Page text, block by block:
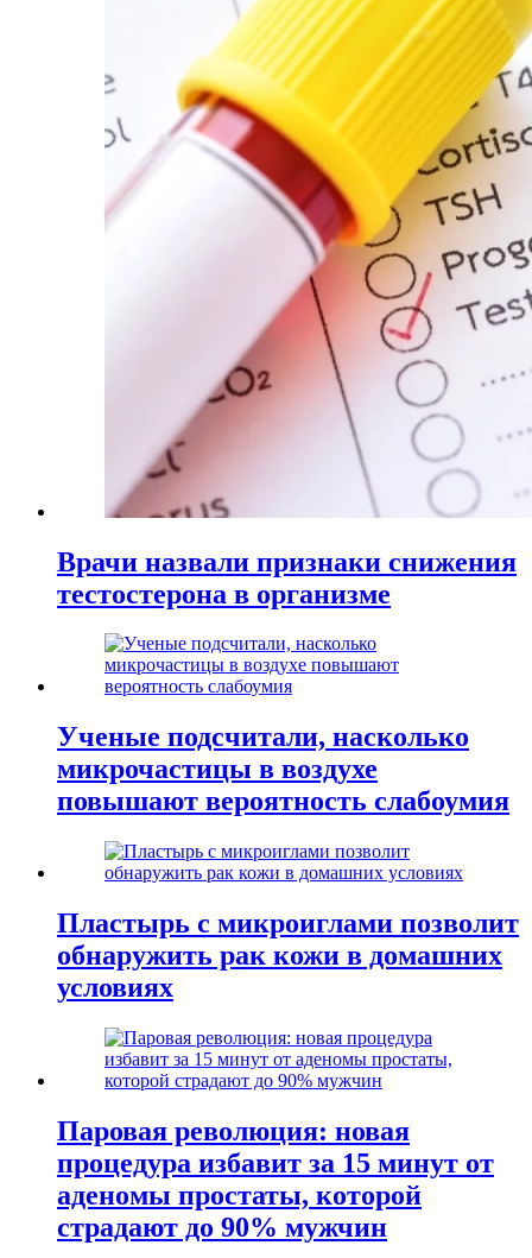
Врачи назвали признаки снижения
тестостерона в организме
Ученые подсчитали, насколько
микрочастицы в воздухе
повышают вероятность слабоумия
Пластырь с микроиглами позволит
обнаружить рак кожи в домашних
условиях
Паровая революция: новая
процедура избавит за 15 минут от
аденомы простаты, которой
страдают до 90% мужчин